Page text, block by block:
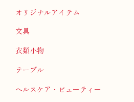
オリジナルアイテム
文具
衣類小物
テーブル
ヘルスケア・ビューティー